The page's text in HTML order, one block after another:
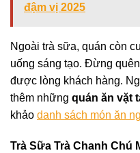
đậm vị 2025
Ngoài trà sữa, quán còn
uống sáng tạo. Đừng
được lòng khách hàng.
thêm những quán ăn vặt
khảo danh sách món ăn
Trà Sữa Trà Chanh Chú